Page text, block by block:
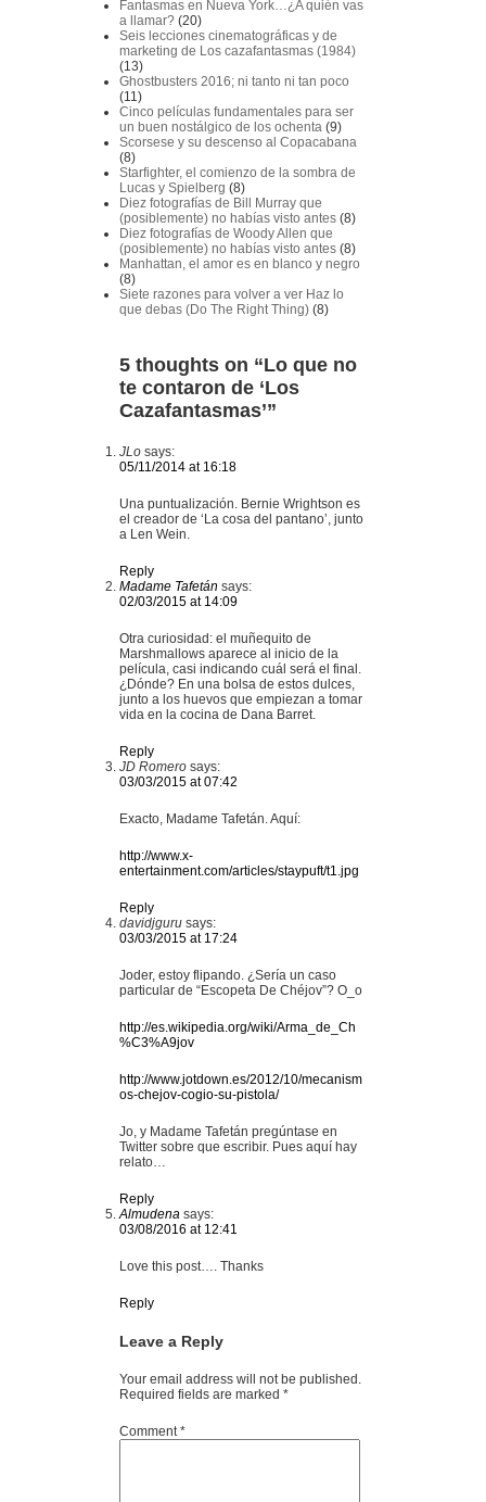
Fantasmas en Nueva York…¿A quién vas
a llamar? (20)
Seis lecciones cinematográficas y de
marketing de Los cazafantasmas (1984)
(13)
Ghostbusters 2016; ni tanto ni tan poco
(11)
Cinco películas fundamentales para ser
un buen nostálgico de los ochenta (9)
Scorsese y su descenso al Copacabana
(8)
Starfighter, el comienzo de la sombra de
Lucas y Spielberg (8)
Diez fotografías de Bill Murray que
(posiblemente) no habías visto antes (8)
Diez fotografías de Woody Allen que
(posiblemente) no habías visto antes (8)
Manhattan, el amor es en blanco y negro
(8)
Siete razones para volver a ver Haz lo
que debas (Do The Right Thing) (8)
5 thoughts on “Lo que no
te contaron de ‘Los
Cazafantasmas’”
JLo says:
05/11/2014 at 16:18
Una puntualización. Bernie Wrightson es
el creador de ‘La cosa del pantano’, junto
a Len Wein.
Reply
Madame Tafetán says:
02/03/2015 at 14:09
Otra curiosidad: el muñequito de
Marshmallows aparece al inicio de la
película, casi indicando cuál será el final.
¿Dónde? En una bolsa de estos dulces,
junto a los huevos que empiezan a tomar
vida en la cocina de Dana Barret.
Reply
JD Romero says:
03/03/2015 at 07:42
Exacto, Madame Tafetán. Aquí:
http://www.x-
entertainment.com/articles/staypuft/t1.jpg
Reply
davidjguru says:
03/03/2015 at 17:24
Joder, estoy flipando. ¿Sería un caso
particular de “Escopeta De Chéjov”? O_o
http://es.wikipedia.org/wiki/Arma_de_Ch
%C3%A9jov
http://www.jotdown.es/2012/10/mecanism
os-chejov-cogio-su-pistola/
Jo, y Madame Tafetán pregúntase en
Twitter sobre que escribir. Pues aquí hay
relato…
Reply
Almudena says:
03/08/2016 at 12:41
Love this post…. Thanks
Reply
Leave a Reply
Your email address will not be published.
Required fields are marked *
Comment*